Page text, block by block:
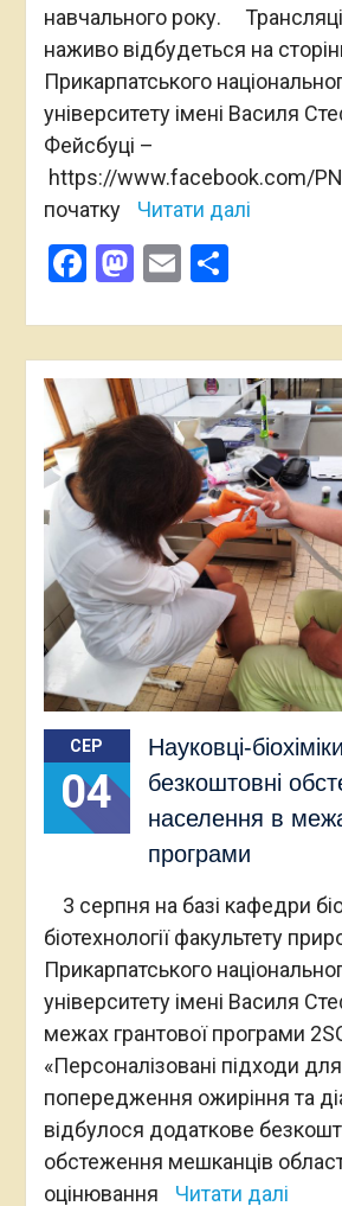
навчального року.
наживо відбудеться на
Прикарпатського
університету імені Василя
Фейсбуці –
https://www.facebook.com/
початку
Читати далі
Facebook
Mastodon
Email
СЕР
04
Науковці-
безкоштовні
населення в
програми
3 серпня на базі кафедри
біотехнології факультету
Прикарпатського
університету імені Василя
межах грантової програми
«Персоналізовані підходи для
попередження ожиріння та
відбулося додаткове
обстеження мешканців
оцінювання
Читати далі